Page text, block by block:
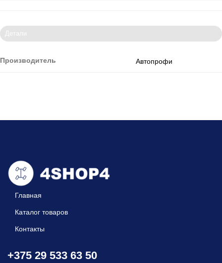
Детали
Производитель Автопрофи
Главная
Каталог товаров
Контакты
+375 29 533 63 50